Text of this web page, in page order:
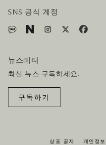
SNS 공식 계정
뉴스레터
최신 뉴스 구독하세요.
구독하기
상표 공지 개인정